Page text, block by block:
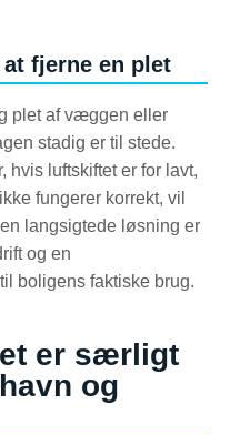
fjerne en plet
plet af væggen eller
stadig er til stede.
hvis luftskiftet er for lavt,
fungerer korrekt, vil
langsigtede løsning er
og en
boligens faktiske brug.
er særligt
og